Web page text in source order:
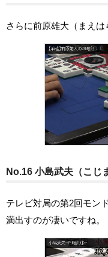
さらに前原雄大（まえは
No.16 小島武夫（こ
テレビ対局の第2回モン
満出すのが凄いですね。